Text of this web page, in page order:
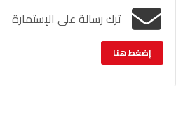
ترك رسالة على الإستمارة
إضغط هنا